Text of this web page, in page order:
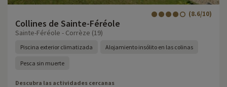
Collines de Sainte-Féréole
(8.6/10)
Sainte-Féréole - Corrèze (19)
Piscina exterior climatizada Alojamiento insólito en las colinas
Pesca sin muerte
Descubra las actividades cercanas